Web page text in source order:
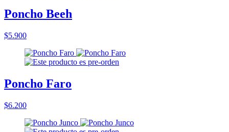
Poncho Beeh
$5.900
Poncho Faro
$6.200